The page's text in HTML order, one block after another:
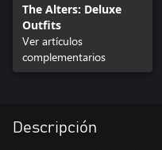
The Alters: Deluxe
Outfits
Ver artículos
complementarios
Descripción